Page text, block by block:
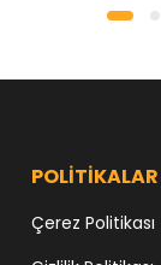
POLİTİKALAR
Çerez Politikası